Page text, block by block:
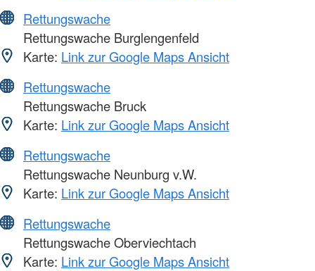
Rettungswache
Rettungswache Burglengenfeld
Karte: Link zur Google Maps Ansicht
Rettungswache
Rettungswache Bruck
Karte: Link zur Google Maps Ansicht
Rettungswache
Rettungswache Neunburg v.W.
Karte: Link zur Google Maps Ansicht
Rettungswache
Rettungswache Oberviechtach
Karte: Link zur Google Maps Ansicht